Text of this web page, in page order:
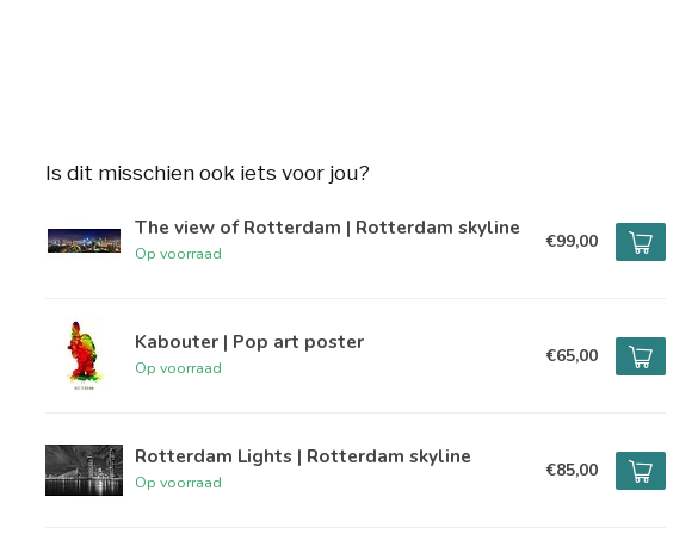
Is dit misschien ook iets voor jou?
The view of Rotterdam | Rotterdam skyline
Op voorraad
€99,00
Kabouter | Pop art poster
Op voorraad
€65,00
Rotterdam Lights | Rotterdam skyline
Op voorraad
€85,00